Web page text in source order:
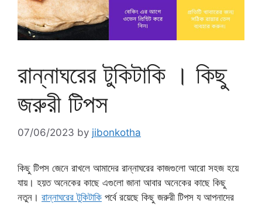
রান্নাঘরের টুকিটাকি । কিছু
জরুরী টিপস
07/06/2023 by jibonkotha
কিছু টিপস জেনে রাখলে আমাদের রান্নাঘরের কাজগুলো আরো সহজ হয়ে
যায়। হয়ত অনেকের কাছে এগুলো জানা আবার অনেকের কাছে কিছু
নতুন। রান্নাঘরের টুকিটাকি পর্বে রয়েছে কিছু জরুরী টিপস য আপনাদের